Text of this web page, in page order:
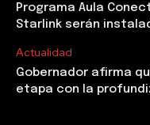
Programa Aula
Starlink serán
Actualidad
Gobernador afirma
etapa con la